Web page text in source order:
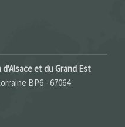
et du Grand Est
BP6 - 67064